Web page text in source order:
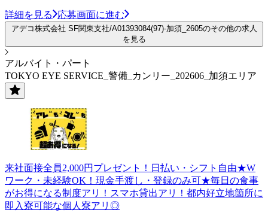
詳細を見る 応募画面に進む
アデコ株式会社 SF関東支社/A01393084(97)-加須_2605のその他の求人
を見る
アルバイト・パート
TOKYO EYE SERVICE_警備_カンリー_202606_加須エリア
来社面接全員2,000円プレゼント！日払い・シフト自由★W
ワーク・未経験OK！現金手渡し・登録のみ可★毎日の食事
がお得になる制度アリ！スマホ貸出アリ！都内好立地箇所に
即入寮可能な個人寮アリ◎